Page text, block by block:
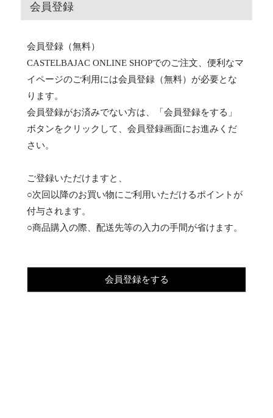
会員登録
会員登録（無料）
CASTELBAJAC ONLINE SHOPでのご注文、便利なマ
イページのご利用には会員登録（無料）が必要とな
ります。
会員登録がお済みでない方は、「会員登録をする」
ボタンをクリックして、会員登録画面にお進みくだ
さい。
ご登録いただけますと、
○次回以降のお買い物にご利用いただけるポイントが
付与されます。
○商品購入の際、配送先等の入力の手間が省けます。
会員登録をする